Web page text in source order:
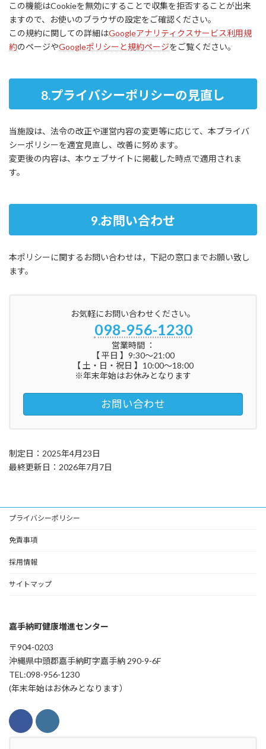
この機能はCookieを無効にすることで収集を拒否することが出来
ますので、お使いのブラウザの設定をご確認ください。
この規約に関しての詳細はGoogleアナリティクスサービス利用規
約のページやGoogleポリシーと規約ページをご覧ください。
8.プライバシーポリシーの見直し
当施設は、法令の改正や運営内容の変更等に応じて、本プライバ
シーポリシーを適宜見直し、改善に努めます。
変更後の内容は、本ウェブサイトに掲載した時点で適用されま
す。
9.お問い合わせ
本ポリシーに関するお問い合わせは，下記の窓口までお願い致し
ます。
お気軽にお問い合わせください。
098-956-1230
営業時間 ：
【 平日 】9:30～21:00
【 土・日・祝日 】10:00～18:00
※年末年始はお休みとなります
お問い合わせ
制定日：2025年4月23日
最終更新日：2026年7月7日
プライバシーポリシー
免責事項
採用情報
サイトマップ
嘉手納町健康増進センター
〒904-0203
沖縄県中頭郡嘉手納町字嘉手納 290-9-6F
TEL:098-956-1230
(年末年始はお休みとなります）